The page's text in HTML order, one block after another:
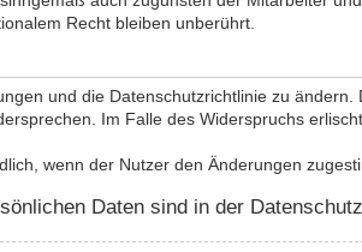
Recht bleiben unberührt.
und die Datenschutzrichtlinie zu
Im Falle des Widerspruchs
wenn der Nutzer den Änderungen
Daten sind in der